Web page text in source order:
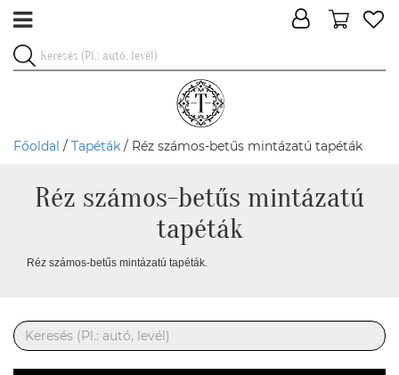
Főoldal / Tapéták / Réz számos-betűs mintázatú tapéták
Réz számos-betűs mintázatú
tapéták
Réz számos-betűs mintázatú tapéták.